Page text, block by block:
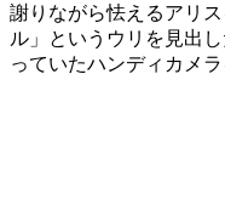
謝りながら怯えるアリ
ル」というウリを見出
っていたハンディカメ